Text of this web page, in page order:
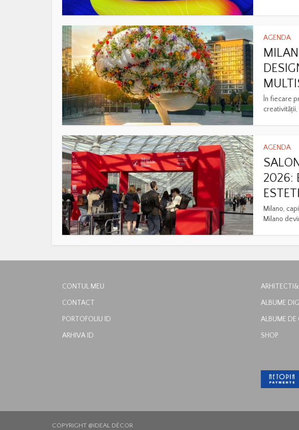
AGENDA
În fiecare
creativității,
AGENDA
2026:
Milano,
Milano
CONTUL MEU
CONTACT
PORTOFOLIU ID
ARHIVA ID
ALBUME
ALBUME DE
SHOP
COPYRIGHT @IDEAL DÉCOR